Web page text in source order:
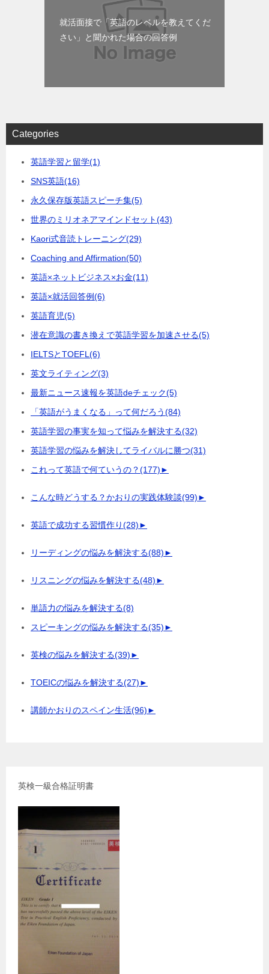
就活面接で「英語のレベルを教えてくだ
さい」と聞かれた場合の回答例
Categories
英語学習と留学(1)
SNS英語(16)
永久保存版英語スピーチ集(5)
世界のミリオネアマインドセット(43)
Kaori式音読トレーニング(29)
Coaching and Affirmation(50)
英語×ネットビジネス×お金(11)
英語×就活回答例(6)
英語育児(5)
潜在意識の書き換えで英語学習を加速させる(5)
IELTSとTOEFL (6)
英文ライティング(3)
最新ニュース速報を英語deチェック(5)
「英語がうまくなる」って何だろう(84)
英語学習の事実を知って悩みを解決する(32)
英語学習の悩みを解決してライバルに勝つ(31)
これって英語で何ていうの？(177)►
こんな時どうする？かおりの実践体験談(99)►
英語で成功する習慣作り(28)►
リーディングの悩みを解決する(88)►
リスニングの悩みを解決する(48)►
単語力の悩みを解決する(8)
スピーキングの悩みを解決する(35)►
英検の悩みを解決する(39)►
TOEICの悩みを解決する(27)►
講師かおりのスペイン生活(96)►
英検一級合格証明書